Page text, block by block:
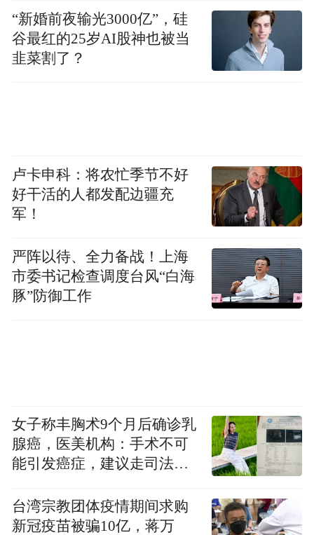
“新婚前夜输光3000亿”，硅
谷最红的25岁AI股神也被当
韭菜割了？
卢卡申科：将农忙季节不好
好干活的人都发配边疆充
军！
严阵以待、全力备战！上海
市委书记检查调度台风“白海
豚”防御工作
女子称丰胸术9个月后确诊乳
腺癌，医美机构：手术不可
能引发癌症，建议走司法途
台湾宗教团体疫情期间求购
新冠疫苗被骗10亿，蒋万